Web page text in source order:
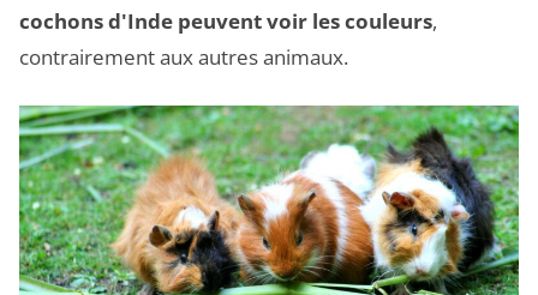
cochons d'Inde peuvent voir les couleurs,
contrairement aux autres animaux.